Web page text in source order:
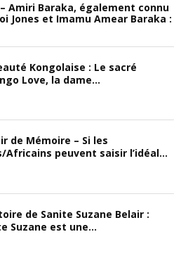
Amiri Baraka, également connu
Jones et Imamu Amear Baraka :
Kongolaise : Le sacré
Love, la dame...
de Mémoire – Si les
Africains peuvent saisir l’idéal...
de Sanite Suzane Belair :
Suzane est une...